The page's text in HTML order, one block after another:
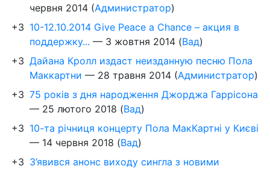
червня 2014 (Администратор)
+3 10-12.10.2014 Give Peace a Chance – акция в
поддержку... — 3 жовтня 2014 (Вад)
+3 Дайана Кролл издаст неизданную песню Пола
Маккартни — 28 травня 2014 (Администратор)
+3 75 років з дня народження Джорджа Гаррісона
— 25 лютого 2018 (Вад)
+3 10-та річниця концерту Пола МакКартні у Києві
— 14 червня 2018 (Вад)
+3 З’явився анонс виходу сингла з новими